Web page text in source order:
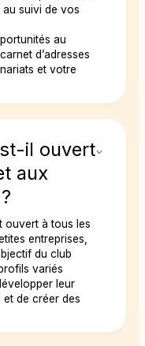
au suivi de vos
au
d’adresses
et votre
il ouvert
aux
ouvert à tous les
entreprises,
du club
variés
leur
et de créer des